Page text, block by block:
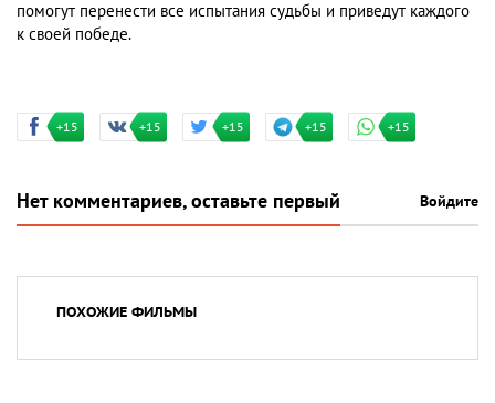
помогут перенести все испытания судьбы и приведут каждого
к своей победе.
+15 +15 +15 +15 +15
Нет комментариев, оставьте первый Войдите
ПОХОЖИЕ ФИЛЬМЫ